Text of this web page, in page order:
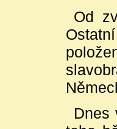
Od
Dnes